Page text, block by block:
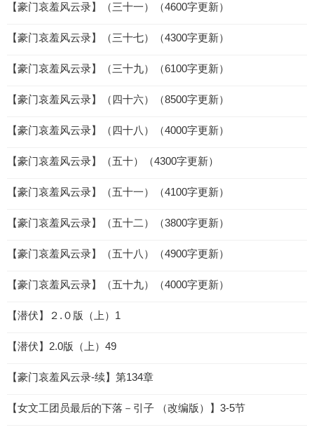
【豪门哀羞风云录】（三十一）（4600字更新）
【豪门哀羞风云录】（三十七）（4300字更新）
【豪门哀羞风云录】（三十九）（6100字更新）
【豪门哀羞风云录】（四十六）（8500字更新）
【豪门哀羞风云录】（四十八）（4000字更新）
【豪门哀羞风云录】（五十）（4300字更新）
【豪门哀羞风云录】（五十一）（4100字更新）
【豪门哀羞风云录】（五十二）（3800字更新）
【豪门哀羞风云录】（五十八）（4900字更新）
【豪门哀羞风云录】（五十九）（4000字更新）
【潜伏】２.０版（上）1
【潜伏】2.0版（上）49
【豪门哀羞风云录-续】第134章
【女文工团员最后的下落－引子 （改编版）】3-5节